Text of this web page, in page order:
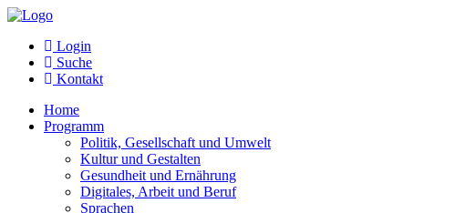
Login
Suche
Kontakt
Home
Programm
Politik, Gesellschaft und Umwelt
Kultur und Gestalten
Gesundheit und Ernährung
Digitales, Arbeit und Beruf
Sprachen